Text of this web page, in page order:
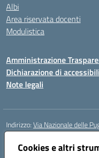
Cookies e altri
Albi
Area riservata docenti
Modulistica
Amministrazione
Dichiarazione di
Note legali
Indirizzo:Via Nazionale delle
Centralino:
Email: